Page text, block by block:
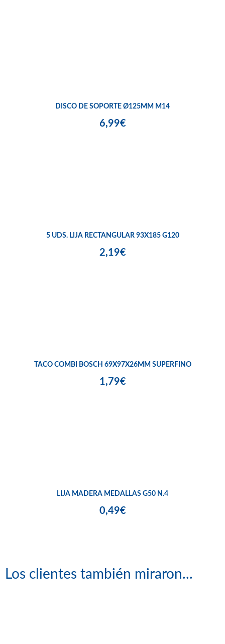
DISCO DE SOPORTE Ø125MM M14
6,99€
5 UDS. LIJA RECTANGULAR 93X185 G120
2,19€
TACO COMBI BOSCH 69X97X26MM SUPERFINO
1,79€
LIJA MADERA MEDALLAS G50 N.4
0,49€
Los clientes también miraron...